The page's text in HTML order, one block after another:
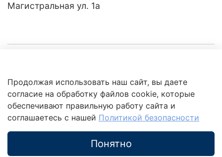
Клиентам
Это интересно
Магистральная ул. 1а
Продолжая использовать наш сайт, вы даете
согласие на обработку файлов cookie, которые
обеспечивают правильную работу сайта и
соглашаетесь с нашей Политикой безопасности
Понятно
обработки